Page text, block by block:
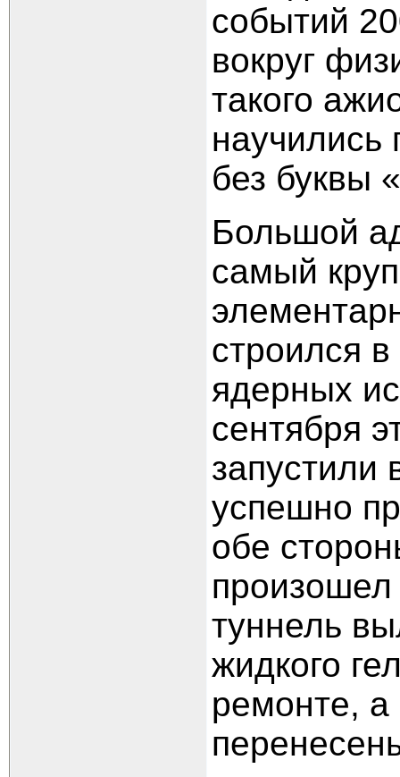
событий
вокруг
такого
научились
без буквы
Большой
самый
строился
ядерных
сентября
запустили
успешно
обе
произошел
туннель
жидкого
ремонте,